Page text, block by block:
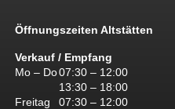
Öffnungszeiten Altstätten
Verkauf / Empfang
Mo – Do07:30 – 12:00
13:30 – 18:00
Freitag
07:30 – 12:00